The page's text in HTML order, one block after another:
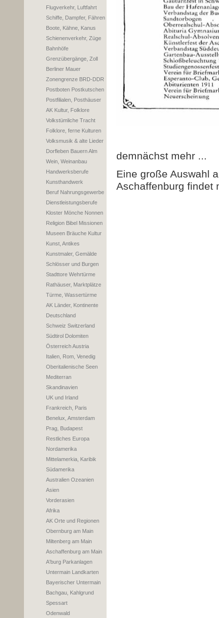
Flugverkehr, Luftfahrt
Schiffe, Dampfer, Fähren
Boote, Kähne, Kanus
Schienenverkehr, Züge
Bahnhöfe
Grenzübergänge, Zoll
Berliner Mauer
Zonengrenze BRD-DDR
Postboten Postkutschen
Postfilialen, Posthäuser
AK Kultur, Folklore
Volkstümliche Tracht
Folklore, ferne Kulturen
Volksmusik & alte Lieder
Dorfleben Bauern Alm
Wein, Weinanbau
Handwerksberufe
Kunsthandwerk
Beruf Nahrungsgewerbe
Dienstleistungsberufe
Kloster Mönche Nonnen
Religion Bibel Missionen
Museen Bräuche Kultur
Kunst, Antikes
Kunstmaler, Gemälde
Schlösser und Burgen
Stadttore Wehrtürme
Rathäuser, Marktplätze
Türme, Wassertürme
AK Länder, Kontinente
Deutschland
Schweiz Switzerland
Südtirol Dolomiten
Österreich Austria
Italien, Rom, Venedig
Oberitalienische Seen
Mediterran
Skandinavien
UK und Irland
Frankreich, Paris
Benelux, Amsterdam
Prag, Budapest
Restliches Europa
Nordamerika
Mittelamerkia, Karibik
Südamerika
Australien Ozeanien
Asien
Vorderasien
Afrika
AK Orte und Regionen
Obernburg am Main
Miltenberg am Main
Aschaffenburg am Main
A'burg Parkanlagen
Untermain Landkarten
Bayerischer Untermain
Bachgau, Kahlgrund
Spessart
Odenwald
demnächst mehr ...
Eine große Auswahl
Aschaffenburg findet